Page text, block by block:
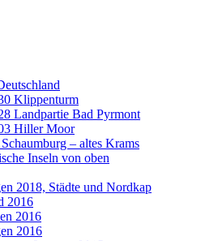
Klippenturm
Landpartie Bad Pyrmont
Hiller Moor
– altes Krams
Inseln von oben
2018, Städte und Nordkap
2016
2016
2016